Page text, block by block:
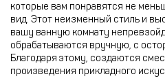
которые вам понравятся не
вид. Этот неизменный стиль и
вашу ванную комнату
обрабатываются вручную, с
Благодаря этому, создаются
произведения прикладного